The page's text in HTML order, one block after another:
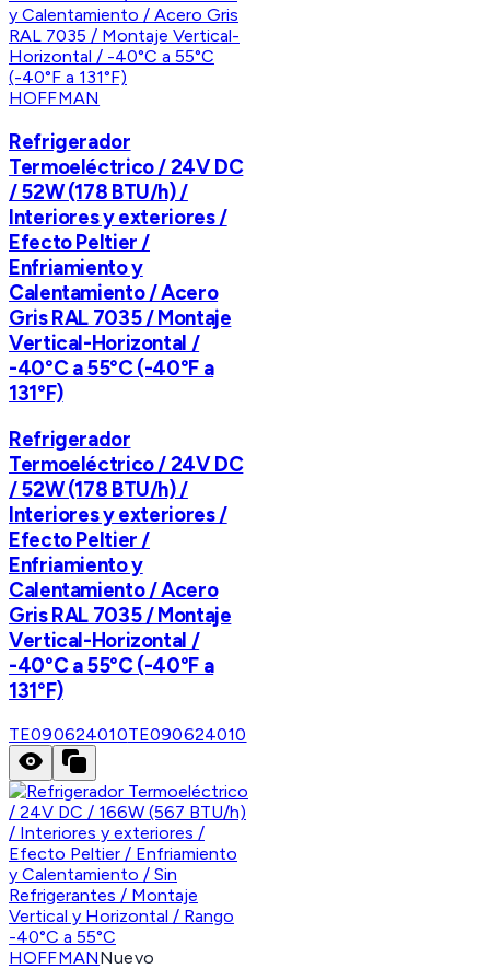
HOFFMAN
Refrigerador
Termoeléctrico / 24V DC
/ 52W (178 BTU/h) /
Interiores y exteriores /
Efecto Peltier /
Enfriamiento y
Calentamiento / Acero
Gris RAL 7035 / Montaje
Vertical-Horizontal /
-40°C a 55°C (-40°F a
131°F)
Refrigerador
Termoeléctrico / 24V DC
/ 52W (178 BTU/h) /
Interiores y exteriores /
Efecto Peltier /
Enfriamiento y
Calentamiento / Acero
Gris RAL 7035 / Montaje
Vertical-Horizontal /
-40°C a 55°C (-40°F a
131°F)
TE090624010TE090624010
HOFFMANNuevo